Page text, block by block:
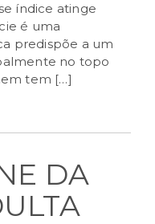
índice atinge
é uma
predispõe a um
no topo
tem […]
DA